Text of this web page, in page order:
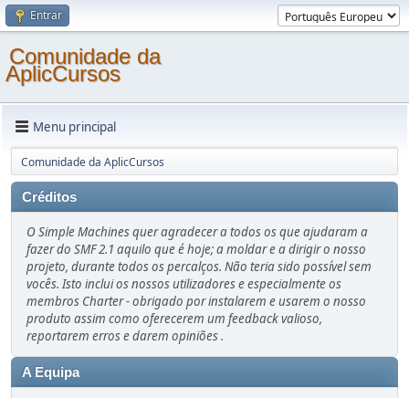
Entrar
Comunidade da
AplicCursos
Menu principal
Comunidade da AplicCursos
Créditos
O Simple Machines quer agradecer a todos os que ajudaram a
fazer do SMF 2.1 aquilo que é hoje; a moldar e a dirigir o nosso
projeto, durante todos os percalços. Não teria sido possível sem
vocês. Isto inclui os nossos utilizadores e especialmente os
membros Charter - obrigado por instalarem e usarem o nosso
produto assim como oferecerem um feedback valioso,
reportarem erros e darem opiniões .
A Equipa